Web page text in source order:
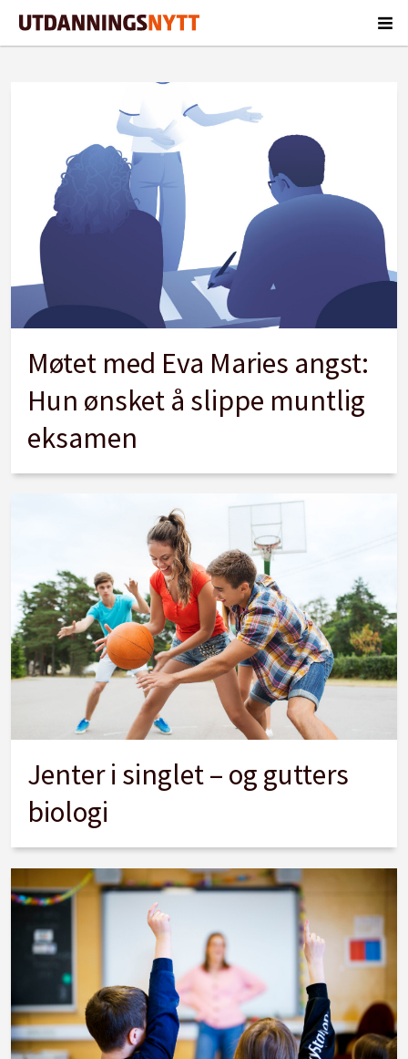
wigestrand
Møtet med Eva Maries angst:
Hun ønsket å slippe muntlig
eksamen
Jenter i singlet – og gutters
biologi